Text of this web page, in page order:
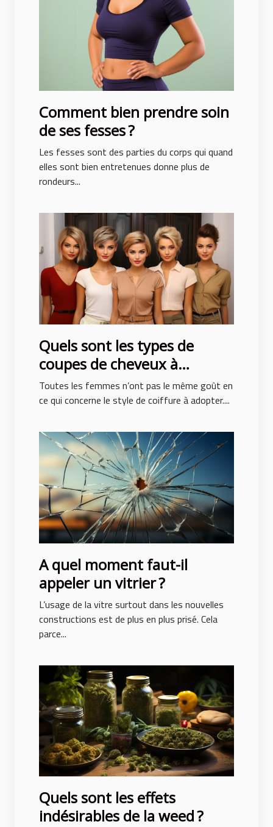
Comment bien prendre soin
de ses fesses ?
Les fesses sont des parties du corps qui quand
elles sont bien entretenues donne plus de
rondeurs...
Quels sont les types de
coupes de cheveux à
adopter pour ne pas subir de
traumatisme ?
Toutes les femmes n’ont pas le même goût en
ce qui concerne le style de coiffure à adopter....
A quel moment faut-il
appeler un vitrier ?
L’usage de la vitre surtout dans les nouvelles
constructions est de plus en plus prisé. Cela
parce...
Quels sont les effets
indésirables de la weed ?